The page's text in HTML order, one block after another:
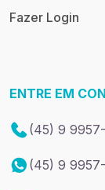
Fazer Login
ENTRE EM
(45) 9
(45) 9